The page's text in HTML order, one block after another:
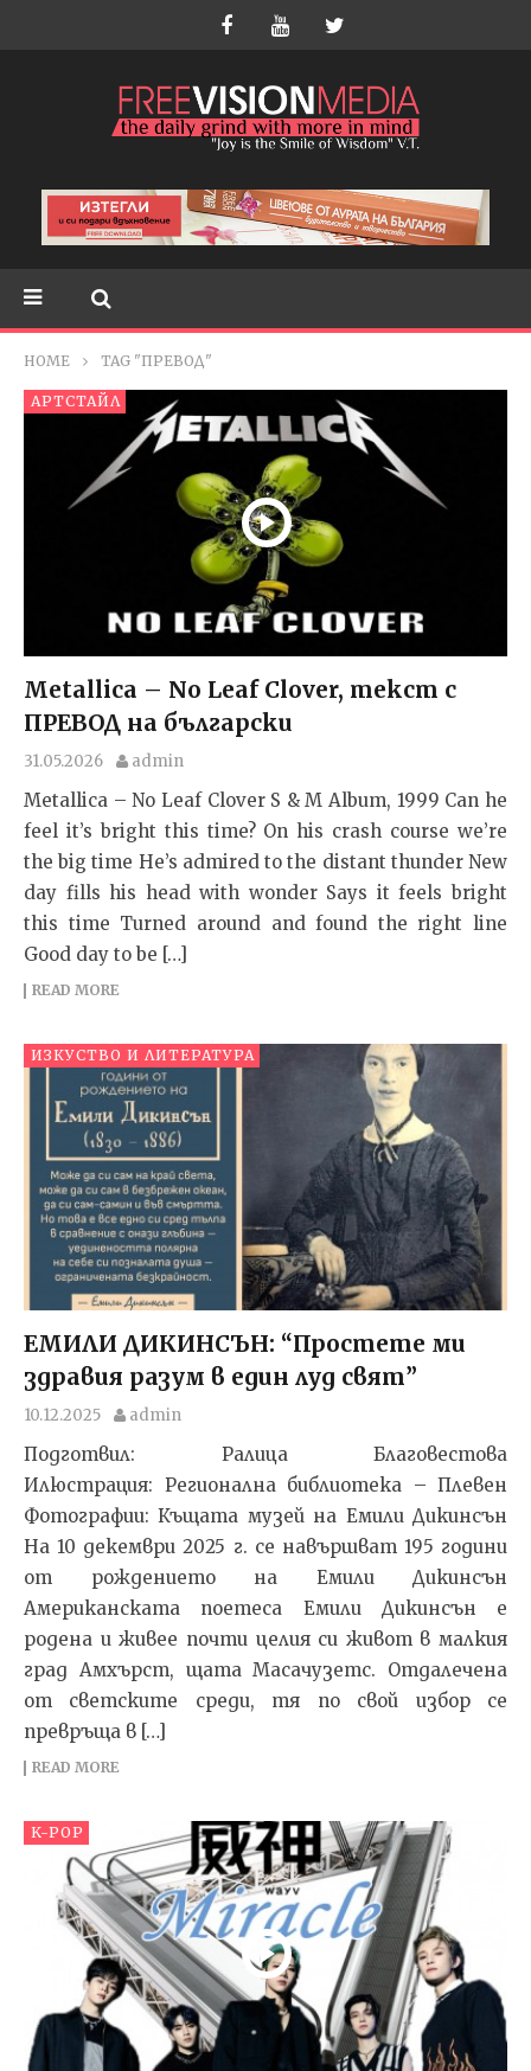
HOME TAG "ПРЕВОД"
АРТСТАЙЛ
Metallica – No Leaf Clover, текст с
ПРЕВОД на български
31.05.2026 admin
Metallica – No Leaf Clover S & M Album, 1999 Can he
feel it’s bright this time? On his crash course we’re
the big time He’s admired to the distant thunder New
day fills his head with wonder Says it feels bright
this time Turned around and found the right line
Good day to be […]
READ MORE
ИЗКУСТВО И ЛИТЕРАТУРА
ЕМИЛИ ДИКИНСЪН: “Простете ми
здравия разум в един луд свят”
10.12.2025 admin
Подготвил: Ралица Благовестова
Илюстрация: Регионална библиотека – Плевен
Фотографии: Къщата музей на Емили Дикинсън
На 10 декември 2025 г. се навършват 195 години
от рождениeто на Емили Дикинсън
Американската поетеса Емили Дикинсън е
родена и живее почти целия си живот в малкия
град Амхърст, щата Масачузетс. Отдалечена
от светските среди, тя по свой избор се
превръща в […]
READ MORE
K-POP